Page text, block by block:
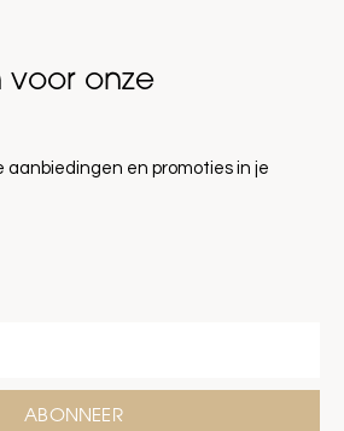
voor onze
en promoties in je
ABONNEER